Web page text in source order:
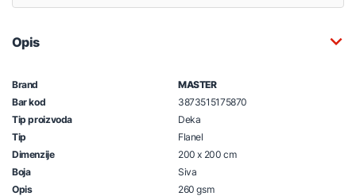
Opis
Brand
MASTER
Bar kod
3873515175870
Tip proizvoda
Deka
Tip
Flanel
Dimenzije
200 x 200 cm
Boja
Siva
Opis
260 gsm